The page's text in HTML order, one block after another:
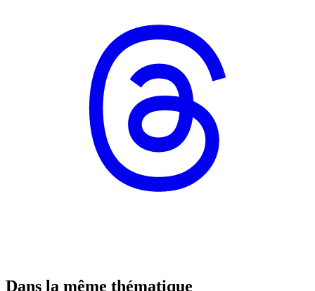
Dans la même thématique